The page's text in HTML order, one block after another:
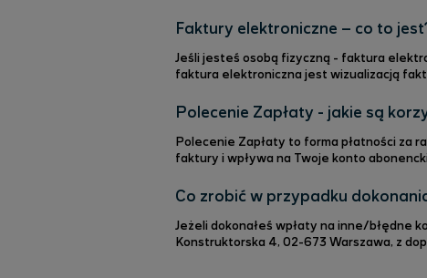
sieci Plus na numer 601 102 601 (Koszt
Faktury elektroniczne – co to
Jeśli jesteś osobą fizyczną - faktura
faktura elektroniczna jest wizualizacją
serwisie internetowym na stronie https://
Polecenie Zapłaty - jakie są
Polecenie Zapłaty to forma płatności za
faktury i wpływa na Twoje konto abonenckie w ciągu 24
oszczędność czasu Brak
Co zrobić w przypadku
Jeżeli dokonałeś wpłaty na inne/błędne konto możesz zlecić
Konstruktorska 4, 02-673 Warszawa, z